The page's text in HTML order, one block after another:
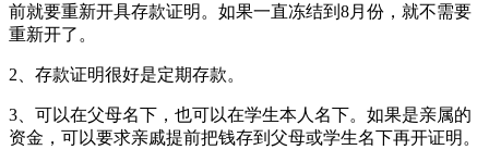
前就要重新开具存款证明。如果一直冻结到8月份，就不需要
重新开了。
2、存款证明很好是定期存款。
3、可以在父母名下，也可以在学生本人名下。如果是亲属的
资金，可以要求亲戚提前把钱存到父母或学生名下再开证明。